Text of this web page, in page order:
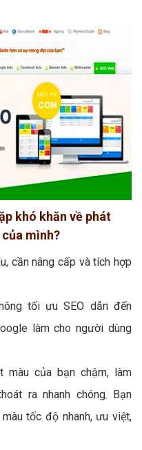
khó khăn về phát
mình?
cần nâng cấp và tích hợp
tối ưu SEO dẫn đến
làm cho người dùng
của bạn chậm, làm
ra nhanh chóng. Bạn
tốc độ nhanh, ưu việt,